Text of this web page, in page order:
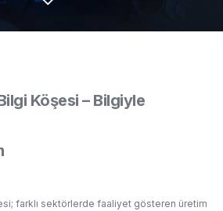
Köşesi – Bilgiyle
farklı sektörlerde faaliyet gösteren üretim